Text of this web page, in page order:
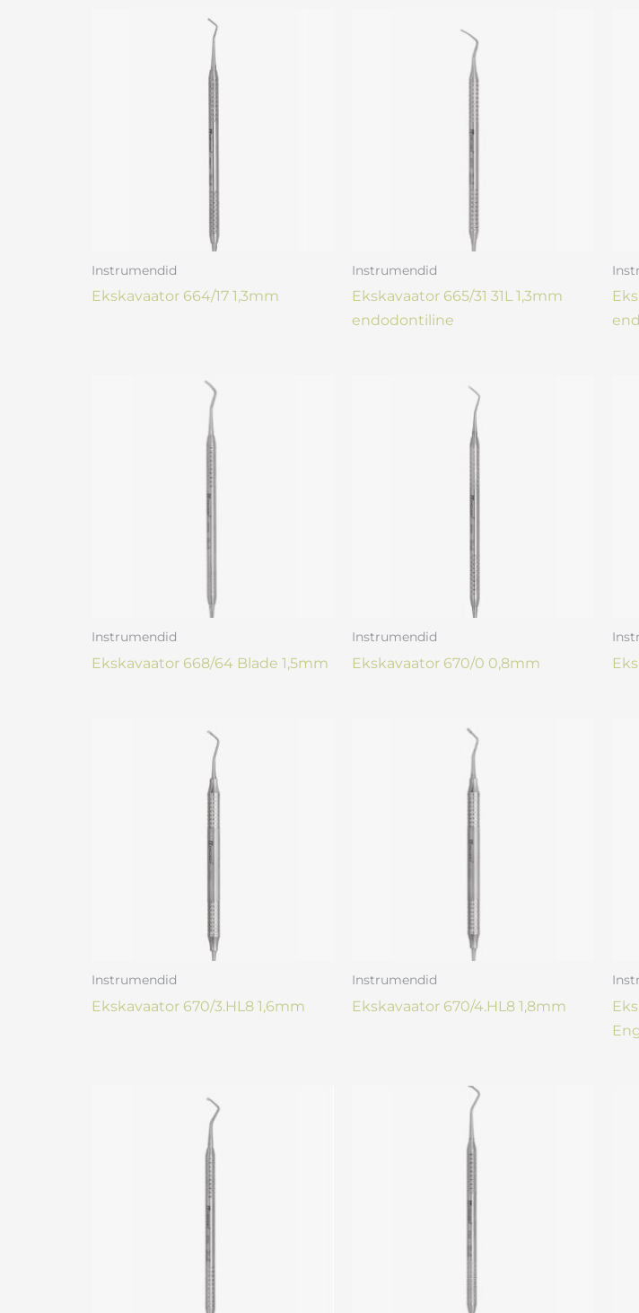
Instrumendid
Ekskavaator 664/17 1,3mm
Instrumendid
Ekskavaator 665/31 31L 1,3mm
endodontiline
Instrumendid
Ekskavaator 668/64 Blade 1,5mm
Instrumendid
Ekskavaator 670/0 0,8mm
Instrumendid
Ekskavaator 670/3.HL8 1,6mm
Instrumendid
Ekskavaator 670/4.HL8 1,8mm